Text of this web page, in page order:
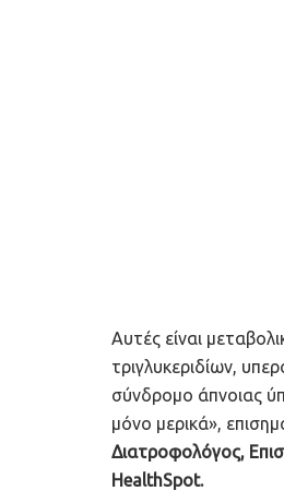
Αυτές είναι
τριγλυκεριδίων,
σύνδρομο άπνοιας
μόνο μερικά»,
Διατροφολόγος,
HealthSpot.